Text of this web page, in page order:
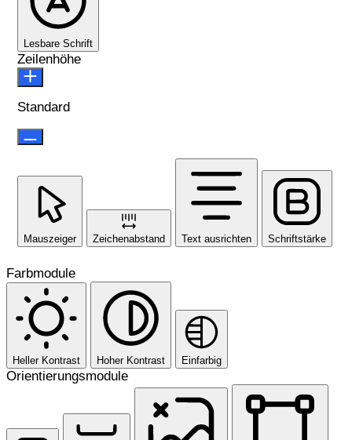
Lesbare Schrift
Zeilenhöhe
Standard
Mauszeiger Zeichenabstand Text ausrichten Schriftstärke
Farbmodule
Heller Kontrast Hoher Kontrast Einfarbig
Orientierungsmodule